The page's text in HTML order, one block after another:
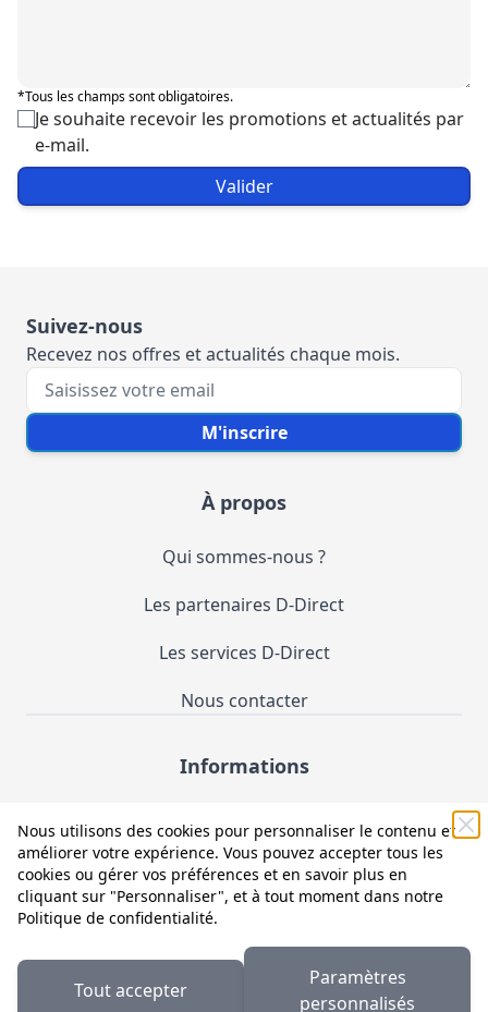
Nous utilisons des cookies pour personnaliser le contenu et
améliorer votre expérience. Vous pouvez accepter tous les
cookies ou gérer vos préférences et en savoir plus en
cliquant sur "Personnaliser", et à tout moment dans notre
Politique de confidentialité.
Tout accepter
Paramètres
personnalisés
*Tous les champs sont obligatoires.
Je souhaite recevoir les promotions et actualités par
e-mail.
Valider
Suivez-nous
Recevez nos offres et actualités chaque mois.
Votre e-mail M'inscrire
À propos
Qui sommes-nous ?
Les partenaires D-Direct
Les services D-Direct
Nous contacter
Informations
Demande de catalogue
Mentions légales et CGV
Conditions générales d'utilisation (CGU)
Politique de confidentialité
Facebook
LinkedIn